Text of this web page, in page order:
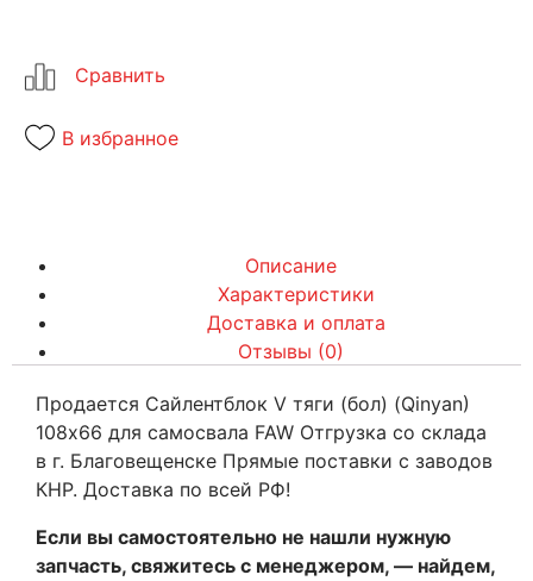
В избранное
Описание
Характеристики
Доставка и оплата
Отзывы (0)
Продается Сайлентблок V тяги (бол) (Qinyan)
108х66 для самосвала FAW Отгрузка со склада
в г. Благовещенске Прямые поставки с заводов
КНР. Доставка по всей РФ!
Если вы самостоятельно не нашли нужную
запчасть, свяжитесь с менеджером, — найдем,